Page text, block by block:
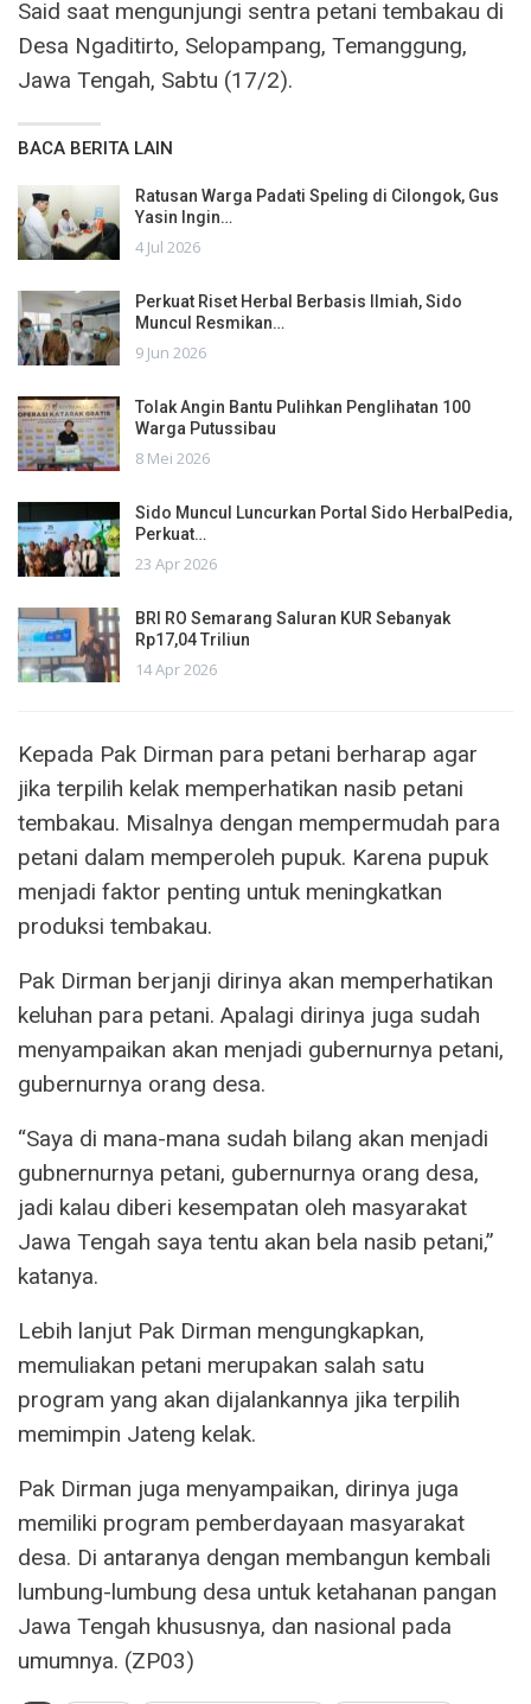
Said saat mengunjungi sentra petani tembakau di
Desa Ngaditirto, Selopampang, Temanggung,
Jawa Tengah, Sabtu (17/2).
BACA BERITA LAIN
Ratusan Warga Padati Speling di Cilongok, Gus
Yasin Ingin…
4 Jul 2026
Perkuat Riset Herbal Berbasis Ilmiah, Sido
Muncul Resmikan…
9 Jun 2026
Tolak Angin Bantu Pulihkan Penglihatan 100
Warga Putussibau
8 Mei 2026
Sido Muncul Luncurkan Portal Sido HerbalPedia,
Perkuat…
23 Apr 2026
BRI RO Semarang Saluran KUR Sebanyak
Rp17,04 Triliun
14 Apr 2026
Kepada Pak Dirman para petani berharap agar
jika terpilih kelak memperhatikan nasib petani
tembakau. Misalnya dengan mempermudah para
petani dalam memperoleh pupuk. Karena pupuk
menjadi faktor penting untuk meningkatkan
produksi tembakau.
Pak Dirman berjanji dirinya akan memperhatikan
keluhan para petani. Apalagi dirinya juga sudah
menyampaikan akan menjadi gubernurnya petani,
gubernurnya orang desa.
“Saya di mana-mana sudah bilang akan menjadi
gubnernurnya petani, gubernurnya orang desa,
jadi kalau diberi kesempatan oleh masyarakat
Jawa Tengah saya tentu akan bela nasib petani,”
katanya.
Lebih lanjut Pak Dirman mengungkapkan,
memuliakan petani merupakan salah satu
program yang akan dijalankannya jika terpilih
memimpin Jateng kelak.
Pak Dirman juga menyampaikan, dirinya juga
memiliki program pemberdayaan masyarakat
desa. Di antaranya dengan membangun kembali
lumbung-lumbung desa untuk ketahanan pangan
Jawa Tengah khususnya, dan nasional pada
umumnya. (ZP03)